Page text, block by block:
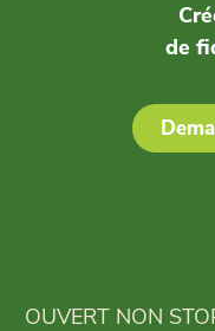
de
OUVERT NON